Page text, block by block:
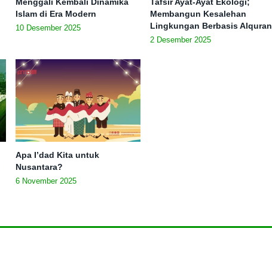
Menggali Kembali Dinamika
Islam di Era Modern
10 Desember 2025
Tafsir Ayat-Ayat Ekologi;
Membangun Kesalehan
Lingkungan Berbasis Alquran
2 Desember 2025
Apa I’dad Kita untuk
Nusantara?
6 November 2025